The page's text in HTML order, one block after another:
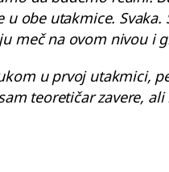
u obe utakmice.
meč na ovom nivou i
u prvoj utakmici,
teoretičar zavere,